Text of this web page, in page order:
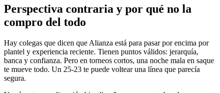
Perspectiva contraria y por qué no la
compro del todo
Hay colegas que dicen que Alianza está para pasar por encima por
plantel y experiencia reciente. Tienen puntos válidos: jerarquía,
banca y confianza. Pero en torneos cortos, una noche mala en saque
te mueve todo. Un 25-23 te puede voltear una línea que parecía
segura.